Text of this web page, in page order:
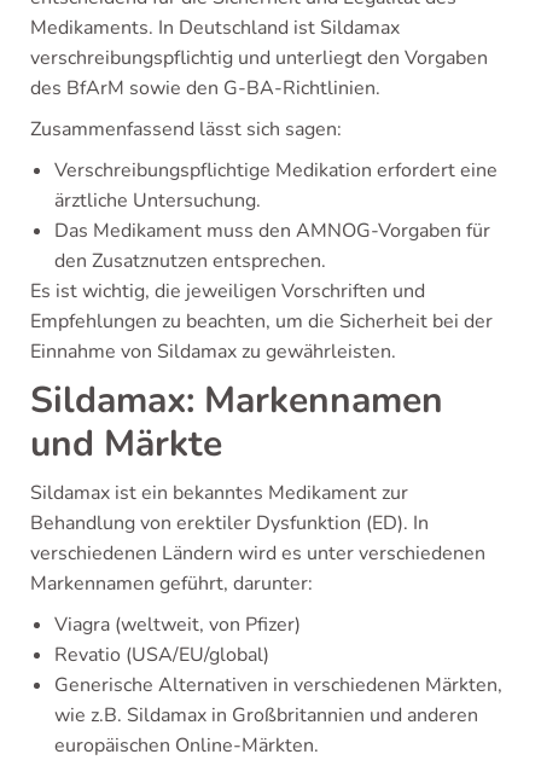
Medikaments. In Deutschland ist Sildamax
verschreibungspflichtig und unterliegt den Vorgaben
des BfArM sowie den G-BA-Richtlinien.
Zusammenfassend lässt sich sagen:
Verschreibungspflichtige Medikation erfordert eine
ärztliche Untersuchung.
Das Medikament muss den AMNOG-Vorgaben für
den Zusatznutzen entsprechen.
Es ist wichtig, die jeweiligen Vorschriften und
Empfehlungen zu beachten, um die Sicherheit bei der
Einnahme von Sildamax zu gewährleisten.
Sildamax: Markennamen
und Märkte
Sildamax ist ein bekanntes Medikament zur
Behandlung von erektiler Dysfunktion (ED). In
verschiedenen Ländern wird es unter verschiedenen
Markennamen geführt, darunter:
Viagra (weltweit, von Pfizer)
Revatio (USA/EU/global)
Generische Alternativen in verschiedenen Märkten,
wie z.B. Sildamax in Großbritannien und anderen
europäischen Online-Märkten.